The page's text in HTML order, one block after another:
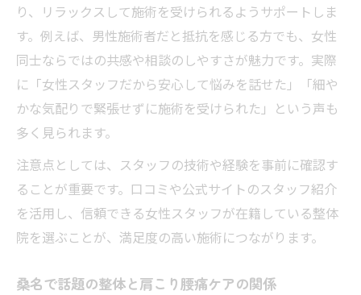
り、リラックスして施術を受けられるようサポートしま
す。例えば、男性施術者だと抵抗を感じる方でも、女性
同士ならではの共感や相談のしやすさが魅力です。実際
に「女性スタッフだから安心して悩みを話せた」「細や
かな気配りで緊張せずに施術を受けられた」という声も
多く見られます。
注意点としては、スタッフの技術や経験を事前に確認す
ることが重要です。口コミや公式サイトのスタッフ紹介
を活用し、信頼できる女性スタッフが在籍している整体
院を選ぶことが、満足度の高い施術につながります。
桑名で話題の整体と肩こり腰痛ケアの関係